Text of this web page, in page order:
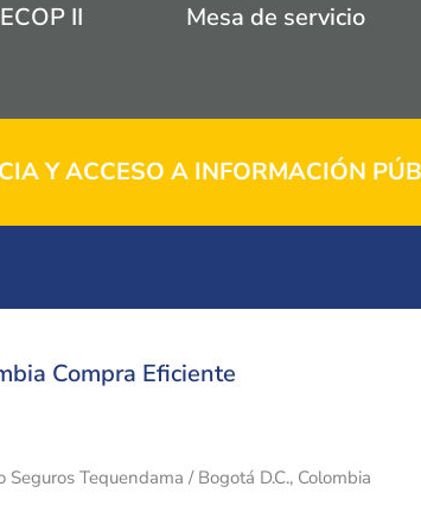
II Mesa de servicio
Y ACCESO A INFORMACIÓN
Compra Eficiente
Tequendama / Bogotá D.C., Colombia